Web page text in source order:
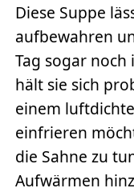
Diese Suppe
aufbewahren
Tag sogar
hält sie sich
einem
einfrieren
die Sahne zu
Aufwärmen